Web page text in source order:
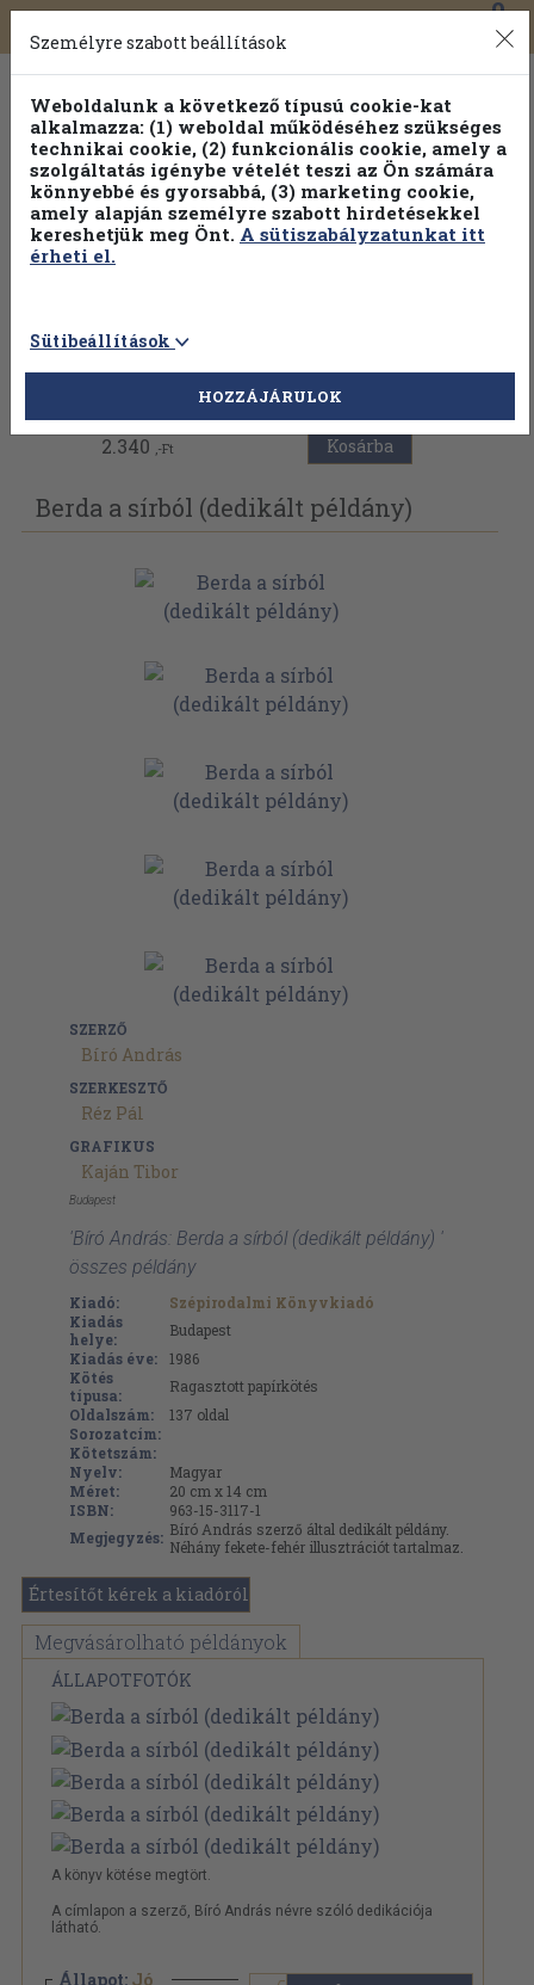
Toggle
navigation
0
Válogasson több mint 1.000.000 kiadványunk közül
100% kedvezménnyel!
Vissza az előző oldalra
2.340 ,-Ft Kosárba
Berda a sírból (dedikált példány)
SZERZŐ
Bíró András
SZERKESZTŐ
Réz Pál
GRAFIKUS
Kaján Tibor
Budapest
'Bíró András: Berda a sírból (dedikált példány) '
összes példány
Kiadó:
Szépirodalmi Könyvkiadó
Kiadás
helye:
Budapest
Kiadás éve:
1986
Kötés
típusa:
Ragasztott papírkötés
Oldalszám:
137 oldal
Sorozatcím:
Kötetszám:
Nyelv:
Magyar
Méret:
20 cm x 14 cm
ISBN:
963-15-3117-1
Megjegyzés: Bíró András szerző által dedikált példány.
Néhány fekete-fehér illusztrációt tartalmaz.
Értesítőt kérek a kiadóról
Megvásárolható példányok
ÁLLAPOTFOTÓK
A könyv kötése megtört.
A címlapon a szerző, Bíró András névre szóló dedikációja
látható.
Állapot: Jó
Személyre szabott beállítások
Weboldalunk a következő típusú cookie-kat
alkalmazza: (1) weboldal működéséhez szükséges
technikai cookie, (2) funkcionális cookie, amely a
szolgáltatás igénybe vételét teszi az Ön számára
könnyebbé és gyorsabbá, (3) marketing cookie,
amely alapján személyre szabott hirdetésekkel
kereshetjük meg Önt. A sütiszabályzatunkat itt
érheti el.
Sütibeállítások
HOZZÁJÁRULOK